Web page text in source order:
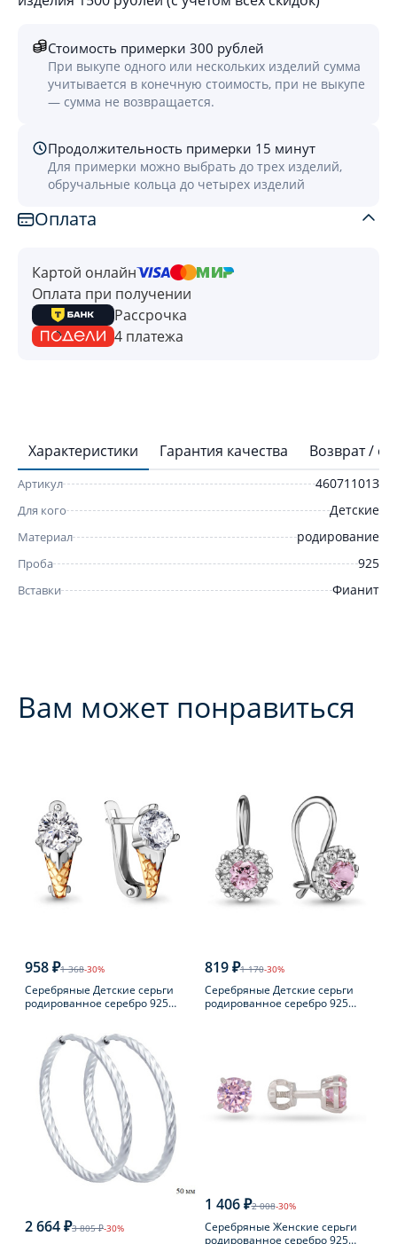
Стоимость примерки 300 рублей
При выкупе одного или нескольких изделий сумма
учитывается в конечную стоимость, при не выкупе
— сумма не возвращается.
Продолжительность примерки 15 минут
Для примерки можно выбрать до трех изделий,
обручальные кольца до четырех изделий
Оплата
Картой онлайн
Оплата при получении
Рассрочка
4 платежа
Характеристики Гарантия качества Возврат /
Артикул 46071101З
Для кого Детские
Материал родирование
Проба 925
Вставки Фианит
Вам может понравиться
958 ₽1 368-30%
Серебряные Детские серьги
родированное серебро 925
819 ₽1 170-30%
Серебряные Детские серьги
родированное серебро 925
2 664 ₽3 805 ₽-30%
1 406 ₽2 008-30%
Серебряные Женские серьги
родированное серебро 925